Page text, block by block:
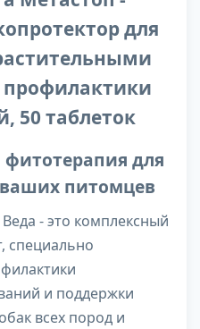
для
профилактики
50 таблеток
для
питомцев
- это комплексный
специально
и поддержки
всех пород и